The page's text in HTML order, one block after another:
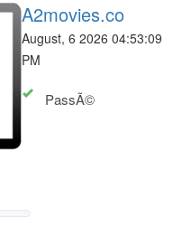
A2movies.co
August, 6 2026 04:53:09
PM
PassÃ©